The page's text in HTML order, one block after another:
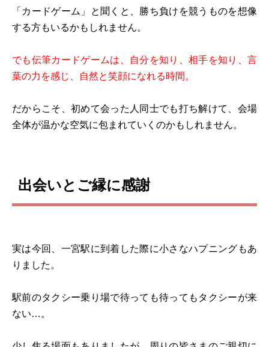
「カードゲーム」と聞くと、勝ち負けを競うものを想像
する方もいるかもしれません。
でも伝筆カードゲームは、自分を知り、相手を知り、言
葉の力を感じ、自然と笑顔になれる時間。
だからこそ、初めて会った人同士でも打ち解けて、会場
全体が温かな空気に包まれていくのかもしれません。
出会いとご縁に感謝
実は今回、一宮駅に到着した際に小さなハプニングもあ
りました。
駅前のタクシー乗り場で待っても待ってもタクシーが来
ない…。